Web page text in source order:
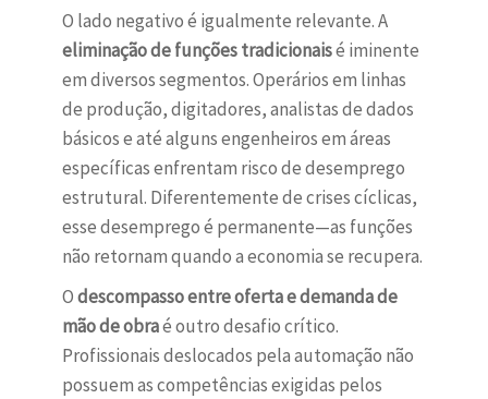
O lado negativo é igualmente relevante. A
eliminação de funções tradicionaisé iminente
em diversos segmentos. Operários em linhas
de produção, digitadores, analistas de dados
básicos e até alguns engenheiros em áreas
específicas enfrentam risco de desemprego
estrutural. Diferentemente de crises cíclicas,
esse desemprego é permanente—as funções
não retornam quando a economia se recupera.
Odescompasso entre oferta e demanda de
mão de obraé outro desafio crítico.
Profissionais deslocados pela automação não
possuem as competências exigidas pelos